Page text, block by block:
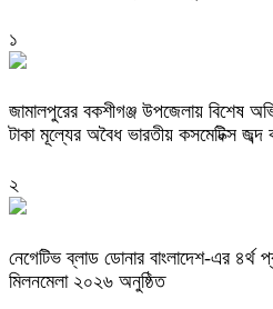
১
জামালপুরের বকশীগঞ্জ উপজেলায় বিশেষ
টাকা মূল্যের অবৈধ ভারতীয় কসমেটিক্স
২
নেগেটিভ ব্লাড ডোনার বাংলাদেশ-এর ৪র্থ
মিলনমেলা ২০২৬ অনুষ্ঠিত